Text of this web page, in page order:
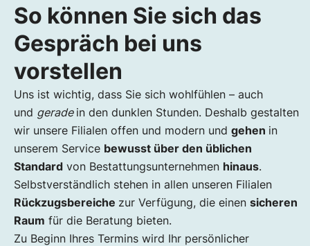
So können Sie sich das Gespräch bei uns
vorstellen
Aufgaben, die wir Ihnen abnehmen
Wir beraten Sie umfassend und ergebnisoffen
Die Wahl der Begräbnisform
Sie entscheiden sich für eine Erdbestattung
Sie entscheiden sich für eine Feuerbestattung
Sie entscheiden sich für eine Naturbestattung
Blumenschmuck und musikalische
Begleitung
Welche Musik dürfen wir für Sie spielen?
Wie möchten Sie sich erinnern?
So können Sie sich das
Gespräch bei uns
vorstellen
Uns ist wichtig, dass Sie sich wohlfühlen – auch
und gerade in den dunklen Stunden. Deshalb gestalten
wir unsere Filialen offen und modern und gehen in
unserem Service bewusst über den üblichen
Standard von Bestattungsunternehmen hinaus.
Selbstverständlich stehen in allen unseren Filialen
Rückzugsbereiche zur Verfügung, die einen sicheren
Raum für die Beratung bieten.
Zu Beginn Ihres Termins wird Ihr persönlicher